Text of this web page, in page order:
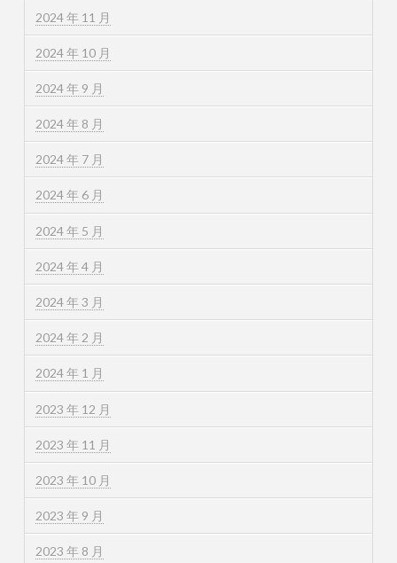
2024 年 11 月
2024 年 10 月
2024 年 9 月
2024 年 8 月
2024 年 7 月
2024 年 6 月
2024 年 5 月
2024 年 4 月
2024 年 3 月
2024 年 2 月
2024 年 1 月
2023 年 12 月
2023 年 11 月
2023 年 10 月
2023 年 9 月
2023 年 8 月